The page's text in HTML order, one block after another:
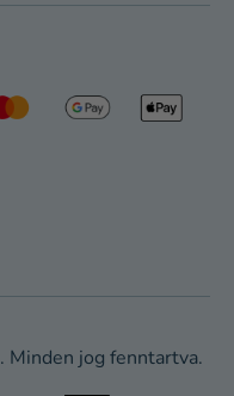
. Minden jog fenntartva.